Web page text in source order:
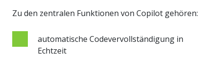
Zu den zentralen Funktionen von Copilot gehören:
automatische Codevervollständigung in
Echtzeit